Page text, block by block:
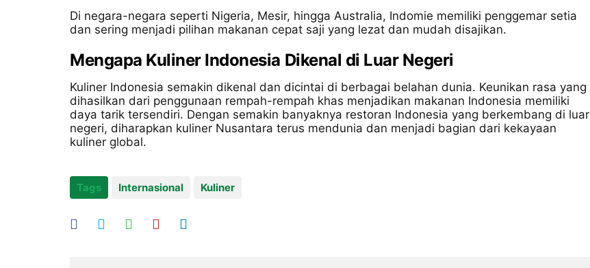
Di negara-negara seperti Nigeria, Mesir, hingga Australia, Indomie memiliki penggemar setia
dan sering menjadi pilihan makanan cepat saji yang lezat dan mudah disajikan.
Mengapa Kuliner Indonesia Dikenal di Luar Negeri
Kuliner Indonesia semakin dikenal dan dicintai di berbagai belahan dunia. Keunikan rasa yang
dihasilkan dari penggunaan rempah-rempah khas menjadikan makanan Indonesia memiliki
daya tarik tersendiri. Dengan semakin banyaknya restoran Indonesia yang berkembang di luar
negeri, diharapkan kuliner Nusantara terus mendunia dan menjadi bagian dari kekayaan
kuliner global.
Tags Internasional Kuliner